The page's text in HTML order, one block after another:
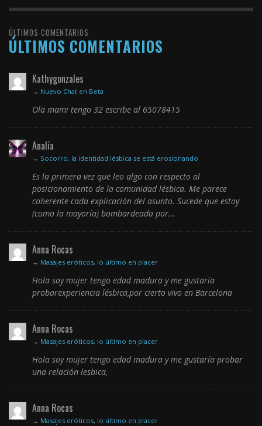
ÚLTIMOS COMENTARIOS
ÚLTIMOS COMENTARIOS
Kathygonzales
→ Nuevo Chat en Beta
Ola mami tengo 32 escribe al 65078415
Analía
→ Socorro, la identidad lésbica se está erosionando
Es la primera vez que leo algo con respecto al
posicionamiento de la comunidad lésbica. Me parece
coherente cada explicación del asunto. Sucede que estoy
(como la mayoría) bombardeada por…
Anna Rocas
→ Masajes eróticos, lo último en placer
Hola soy mujer tengo edad madura y me gustaría
probarexperiencia lésbica,por cierto vivo en Barcelona
Anna Rocas
→ Masajes eróticos, lo último en placer
Hola soy mujer tengo edad madura y me gustaría probar
una relación lesbica,
Anna Rocas
→ Masajes eróticos, lo último en placer